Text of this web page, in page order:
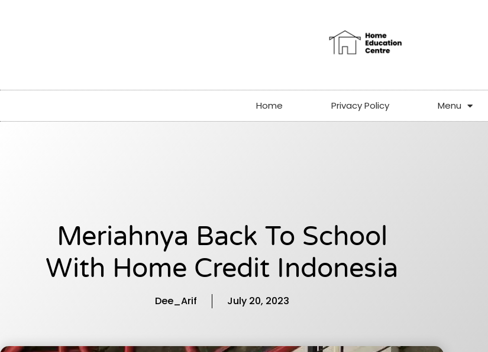
Home Privacy Policy Menu
Meriahnya Back To School
With Home Credit Indonesia
Dee_Arif July 20, 2023